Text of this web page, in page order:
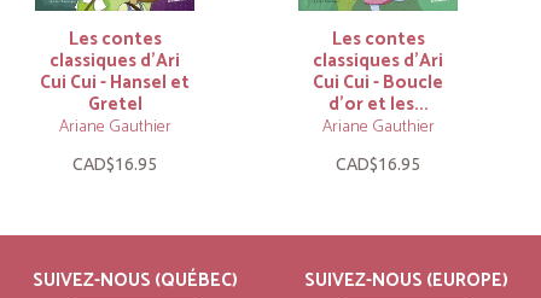
Les contes
classiques d’Ari
Cui Cui - Hansel et
Gretel
Ariane Gauthier
CAD$16.95
Les contes
classiques d’Ari
Cui Cui - Boucle
d’or et les...
Ariane Gauthier
CAD$16.95
SUIVEZ-NOUS (QUÉBEC) SUIVEZ-NOUS (EUROPE)